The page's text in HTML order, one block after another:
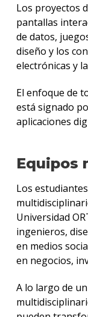
Los proyectos
pantallas
de datos,
diseño y los
electrónicas y
El enfoque de
está signado
aplicaciones
Equipos
Los
Universidad
ingenieros,
en medios
en negocios,
A lo largo de